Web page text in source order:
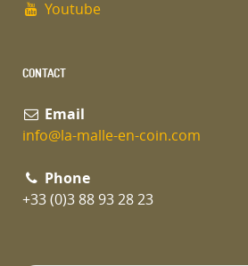
Youtube
CONTACT
Email
info@la-malle-en-coin.com
Phone
+33 (0)3 88 93 28 23